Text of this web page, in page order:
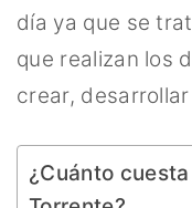
día ya que se
que realizan los
crear,
¿Cuánto